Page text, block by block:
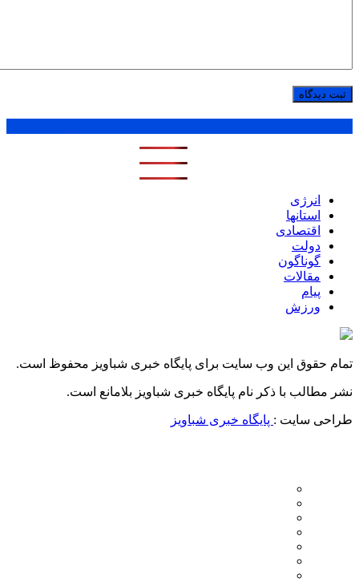
انرژی
استانها
اقتصادی
دولت
گوناگون
مقالات
پیام
ورزش
تمام حقوق این وب سایت برای پایگاه خبری شباویز محفوظ است.
نشر مطالب با ذکر نام پایگاه خبری شباویز بلامانع است.
طراحی سایت : پایگاه خبری شباویز